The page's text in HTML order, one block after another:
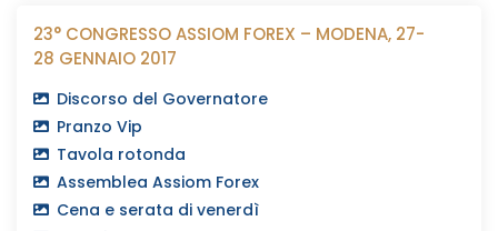
23° CONGRESSO ASSIOM FOREX – MODENA, 27-
28 GENNAIO 2017
Discorso del Governatore
Pranzo Vip
Tavola rotonda
Assemblea Assiom Forex
Cena e serata di venerdì